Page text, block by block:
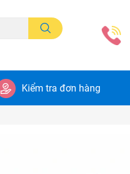
Kiểm tra đơn hàng